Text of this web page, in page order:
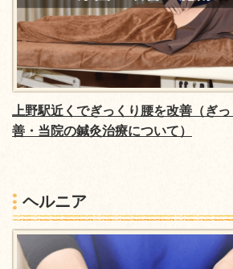
上野駅近くでぎっくり腰を改善（ぎ
善・当院の鍼灸治療について）
ヘルニア